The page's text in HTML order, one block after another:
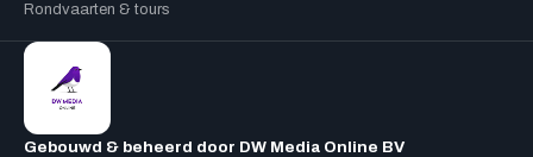
Rondvaarten & tours
Gebouwd & beheerd door DW Media Online BV